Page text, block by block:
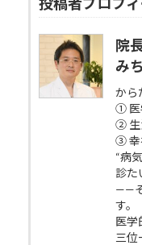
院
みち
から
① 医
② 生
③ 幸
“病
診た
——
す。
医学
三位